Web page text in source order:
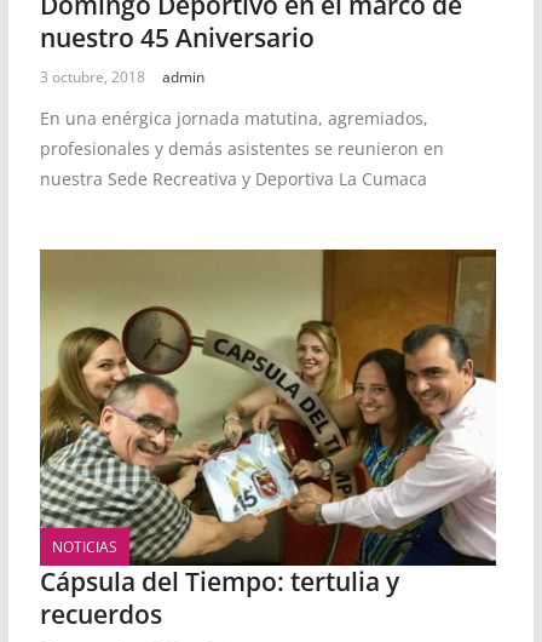
nuestro 45 Aniversario
3 octubre, 2018 admin
En una enérgica jornada matutina, agremiados,
profesionales y demás asistentes se reunieron en
nuestra Sede Recreativa y Deportiva La Cumaca
NOTICIAS
Cápsula del Tiempo: tertulia y
recuerdos